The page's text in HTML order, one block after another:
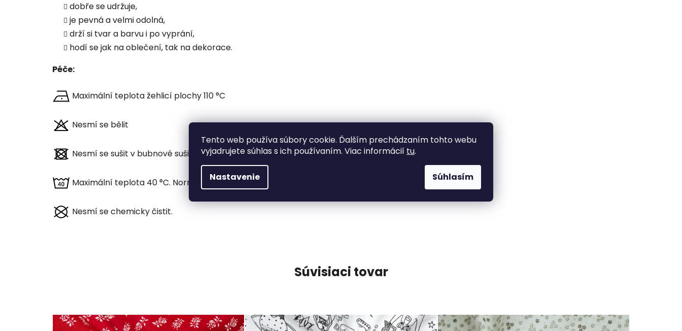
Tento web používa súbory cookie. Ďalším prechádzaním tohto webu
vyjadrujete súhlas s ich používaním. Viac informácií tu.
Nastavenie Súhlasím
dobře se udržuje,
je pevná a velmi odolná,
drží si tvar a barvu i po vyprání,
hodí se jak na oblečení, tak na dekorace.
Péče:
Maximální teplota žehlicí plochy 110 °C
Nesmí se bělit
Nesmí se sušit v bubnové sušičce
Maximální teplota 40 °C. Normální postup.
Nesmí se chemicky čistit.
Súvisiaci tovar